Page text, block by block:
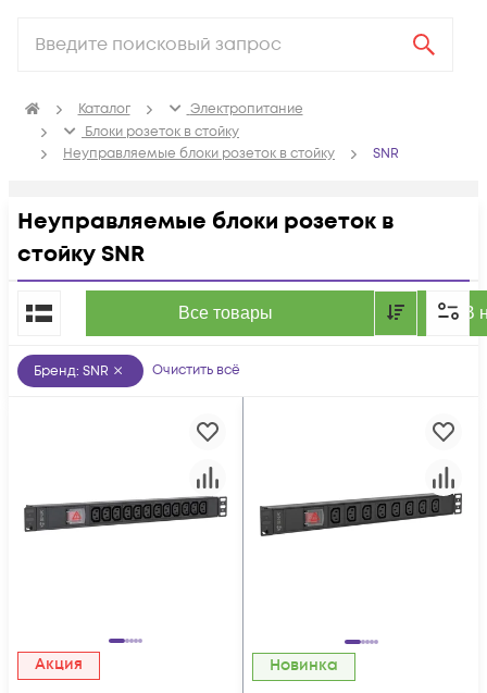
Каталог
Электропитание
Блоки розеток в стойку
Неуправляемые блоки розеток в стойку
SNR
Неуправляемые блоки розеток в
стойку SNR
Все товары В
По популярности
Бренд: SNR Очистить всё
Акция Новинка